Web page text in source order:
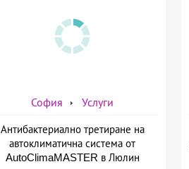
София Услуги
Антибактериално третиране на
автоклиматична система от
AutoClimaMASTER в Люлин